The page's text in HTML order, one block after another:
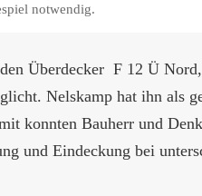
notwendig.
Überdecker F 12 Ü
Nelskamp hat ihn als
konnten Bauherr und
und Eindeckung bei